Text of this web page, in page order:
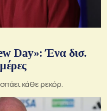
Day»: Ένα δισ.
κάθε ρεκόρ.